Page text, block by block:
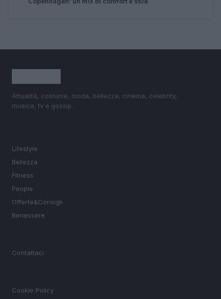
Attualità, costume, moda, bellezza, cinema, celebrity,
musica, tv e gossip.
Lifestyle
Bellezza
Fitness
People
Offerte&Consigli
Benessere
Contattaci
Cookie Policy